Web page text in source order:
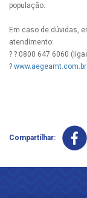
população.
Em caso de dúvidas,
atendimento:
? ? 0800 647 6060
? www.aegeamt.com.br
Compartilhar: